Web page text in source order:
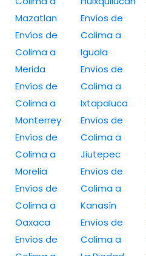
Mazatlan
Envíos de
Colima a
Merida
Envíos de
Colima a
Monterrey
Envíos de
Colima a
Morelia
Envíos de
Colima a
Oaxaca
Envíos de
Envíos de
Colima a
Iguala
Envíos de
Colima a
Ixtapaluca
Envíos de
Colima a
Jiutepec
Envíos de
Colima a
Kanasín
Envíos de
Colima a